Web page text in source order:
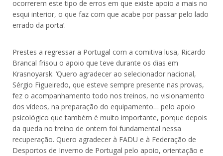
ocorrerem este tipo de erros em que existe apoio a mais no
esqui interior, o que faz com que acabe por passar pelo lado
errado da porta’.
Prestes a regressar a Portugal com a comitiva lusa, Ricardo
Brancal frisou o apoio que teve durante os dias em
Krasnoyarsk. ‘Quero agradecer ao selecionador nacional,
Sérgio Figueiredo, que esteve sempre presente nas provas,
fez o acompanhamento todo nos treinos, no visionamento
dos vídeos, na preparação do equipamento… pelo apoio
psicológico que também é muito importante, porque depois
da queda no treino de ontem foi fundamental nessa
recuperação. Quero agradecer à FADU e à Federação de
Desportos de Inverno de Portugal pelo apoio, orientação e